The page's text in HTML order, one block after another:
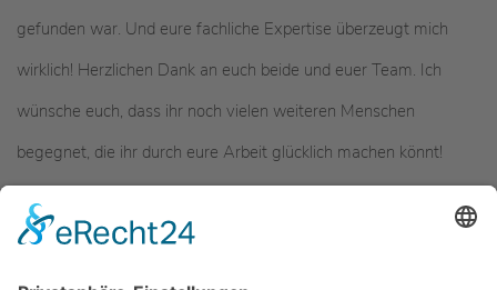
gefunden war. Und eure fachliche Expertise überzeugt mich
wirklich! Herzlichen Dank an euch beide und euer Team. Ich
wünsche euch, dass ihr noch vielen weiteren Menschen
begegnet, die ihr durch eure Arbeit glücklich machen könnt!
(Sibylle, Überlingen)